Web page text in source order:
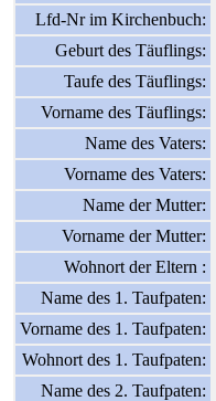
Lfd-Nr im Kirchenbuch:
Geburt des Täuflings:
Taufe des Täuflings:
Vorname des Täuflings:
Name des Vaters:
Vorname des Vaters:
Name der Mutter:
Vorname der Mutter:
Wohnort der Eltern :
Name des 1. Taufpaten:
Vorname des 1. Taufpaten:
Wohnort des 1. Taufpaten:
Name des 2. Taufpaten: